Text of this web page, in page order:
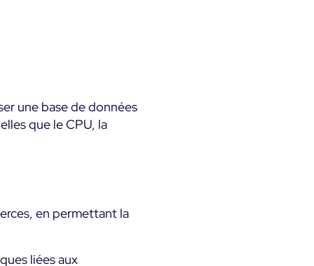
une base de données
que le CPU, la
en permettant la
liées aux